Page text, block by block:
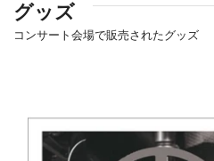
グッズ
コンサート会場で販売されたグッズ